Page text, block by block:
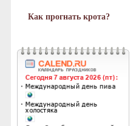
Как прогнать крота?